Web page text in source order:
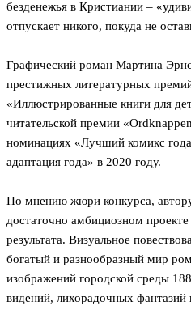
безденежья в Кристиании –
отпускает никого, покуда не
Графический роман Мартина
престижных литературных
«Иллюстрированные книги для
читательской премии
номинациях «Лучший комикс
адаптация года» в 2020 году.
По мнению жюри конкурса,
достаточно амбициозном
результата. Визуальное
богатый и разнообразный мир
изображений городской среды
видений, лихорадочных фантазий